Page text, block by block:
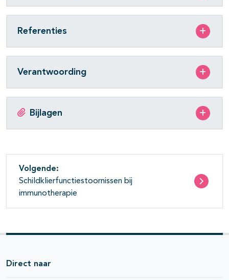
Referenties
Verantwoording
Bijlagen
Volgende:
Schildklierfunctiestoornissen bij
immunotherapie
Direct naar